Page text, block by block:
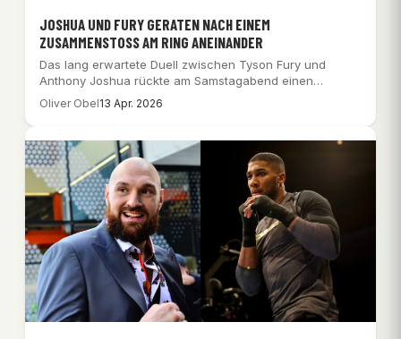
JOSHUA UND FURY GERATEN NACH EINEM
ZUSAMMENSTOSS AM RING ANEINANDER
Das lang erwartete Duell zwischen Tyson Fury und
Anthony Joshua rückte am Samstagabend einen
Schritt…
Oliver Obel13 Apr. 2026